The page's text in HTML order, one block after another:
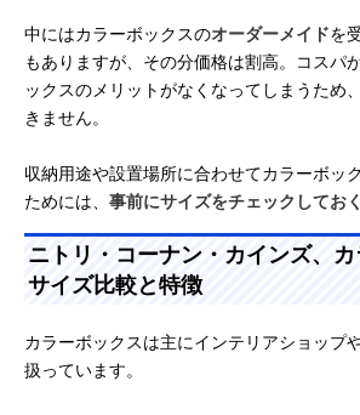
中にはカラーボックスのオーダーメイドを
もありますが、その分価格は割高。コスパ
ックスのメリットがなくなってしまうため
きません。
収納用途や設置場所に合わせてカラーボッ
ためには、 事前にサイズをチェックしてお
ニトリ・コーナン・カインズ、
サイズ比較と特徴
カラーボックスは主にインテリアショップ
扱っています。